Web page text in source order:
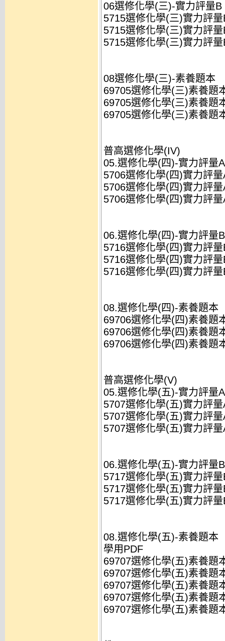
06選修化學(三)-實力評量B
5715選修化學(三)實力評
5715選修化學(三)實力評
5715選修化學(三)實力評
08選修化學(三)-素養題本
69705選修化學(三)素養題
69705選修化學(三)素養題
69705選修化學(三)素養題
普高選修化學(IV)
05.選修化學(四)-實力評量A
5706選修化學(四)實力評
5706選修化學(四)實力評
5706選修化學(四)實力評
06.選修化學(四)-實力評量B
5716選修化學(四)實力評
5716選修化學(四)實力評
5716選修化學(四)實力評
08.選修化學(四)-素養題本
69706選修化學(四)素養題
69706選修化學(四)素養題
69706選修化學(四)素養題
普高選修化學(V)
05.選修化學(五)-實力評量A
5707選修化學(五)實力評
5707選修化學(五)實力評
5707選修化學(五)實力評
06.選修化學(五)-實力評量B
5717選修化學(五)實力評
5717選修化學(五)實力評
5717選修化學(五)實力評
08.選修化學(五)-素養題本
學用PDF
69707選修化學(五)素養題
69707選修化學(五)素養題
69707選修化學(五)素養題
69707選修化學(五)素養題
69707選修化學(五)素養題